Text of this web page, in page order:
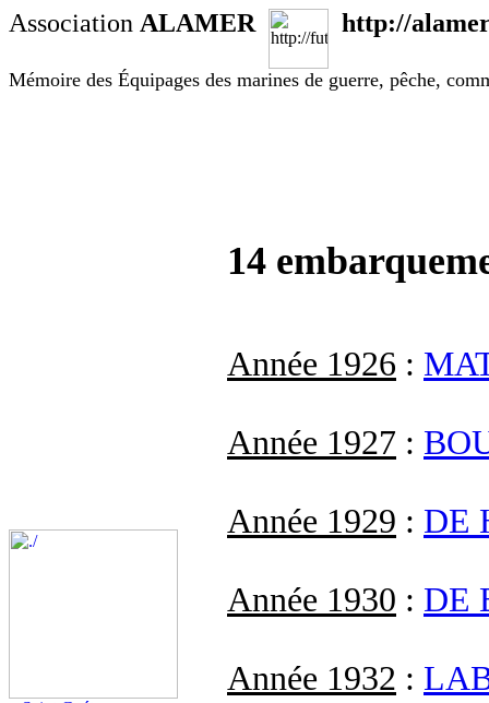
Association ALAMER http://
Mémoire des Équipages des marines de guerre, pêche,
14
Année 1926 :
Année 1927 :
Année 1929 : DE
Année 1930 : DE
Année 1932 :